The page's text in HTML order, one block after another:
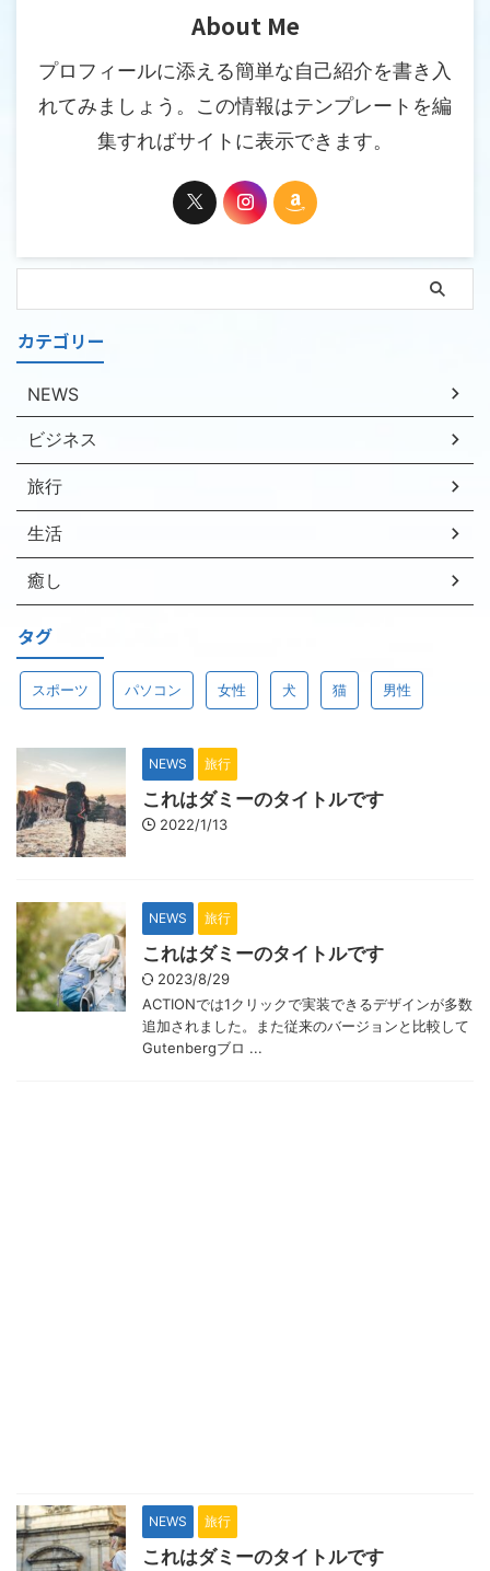
About Me
プロフィールに添える簡単な自己紹介を書き入
れてみましょう。この情報はテンプレートを編
集すればサイトに表示できます。
カテゴリー
NEWS
ビジネス
旅行
生活
癒し
タグ
スポーツ パソコン 女性 犬 猫 男性
NEWS 旅行
これはダミーのタイトルです
2022/1/13
NEWS 旅行
これはダミーのタイトルです
2023/8/29
ACTIONでは1クリックで実装できるデザインが多数
追加されました。また従来のバージョンと比較して
Gutenbergブロ ...
NEWS 旅行
これはダミーのタイトルです